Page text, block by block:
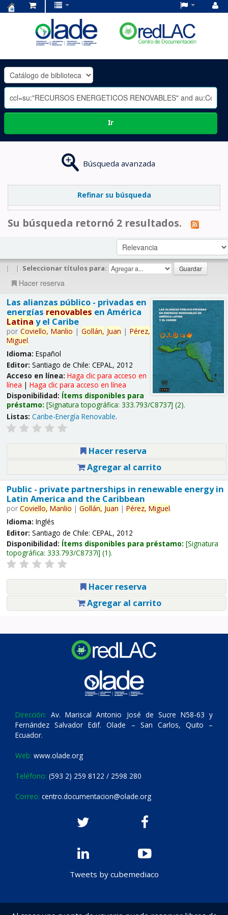
OLADE
-
Ir
Búsqueda avanzada
Refinar su búsqueda
Su búsqueda retornó 2 resultados.
| | Seleccionar títulos para:
Hacer reserva
Las alianzas público - privadas en
energías renovables en América
Latina y el Caribe
por Coviello, Manlio | Gollán, Juan | Pérez,
Miguel.
Idioma: Español
Editor: Santiago de Chile: CEPAL, 2012
Acceso en línea: Haga clic para acceso en
línea | Haga clic para acceso en línea
Disponibilidad: Ítems disponibles para
préstamo: Signatura topográfica: 333.793/C8737 (2).
Listas: Caribe-Energía Renovable.
Hacer reserva
Agregar al carrito
Public - private partnerships in renewable energy in
Latin America and the Caribbean
por Coviello, Manlio | Gollán, Juan | Pérez, Miguel.
Idioma: Inglés
Editor: Santiago de Chile: CEPAL, 2012
Disponibilidad: Ítems disponibles para préstamo: Signatura
topográfica: 333.793/C8737i (1).
Hacer reserva
Agregar al carrito
Dirección: Av. Mariscal Antonio José de Sucre N58-63 y
Fernández Salvador Edif. Olade – San Carlos, Quito –
Ecuador.
Web: www.olade.org
Teléfono: (593 2) 259 8122 / 2598 280
Correo: centro.documentacion@olade.org
Tweets by cubemediaco